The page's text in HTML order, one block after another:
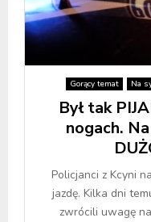
Gorący temat Na
Był tak
nogach.
Policjanci z Kcyni
jazdę. Kilka dni
zwrócili uwagę